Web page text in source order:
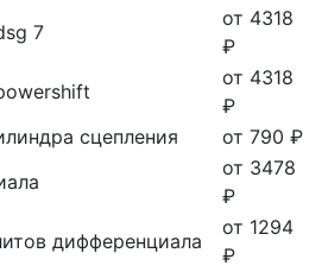
7
от 4318
₽
от 4318
₽
сцепления
от 790 ₽
от 3478
₽
дифференциала
от 1294
₽